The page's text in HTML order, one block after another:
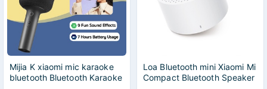
Mijia K xiaomi mic karaoke
bluetooth Bluetooth Karaoke
Loa Bluetooth mini Xiaomi Mi
Compact Bluetooth Speaker